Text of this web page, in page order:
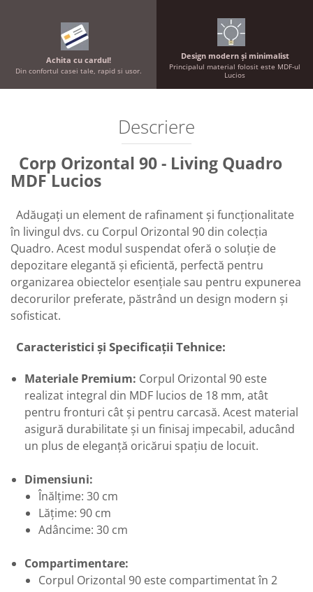
Achita cu cardul!
Din confortul casei tale, rapid si usor.
Design modern și minimalist
Principalul material folosit este MDF-ul
Lucios
Descriere
Corp Orizontal 90 - Living Quadro
MDF Lucios
Adăugați un element de rafinament și funcționalitate
în livingul dvs. cu Corpul Orizontal 90 din colecția
Quadro. Acest modul suspendat oferă o soluție de
depozitare elegantă și eficientă, perfectă pentru
organizarea obiectelor esențiale sau pentru expunerea
decorurilor preferate, păstrând un design modern și
sofisticat.
Caracteristici și Specificații Tehnice:
Materiale Premium: Corpul Orizontal 90 este
realizat integral din MDF lucios de 18 mm, atât
pentru fronturi cât și pentru carcasă. Acest material
asigură durabilitate și un finisaj impecabil, aducând
un plus de eleganță oricărui spațiu de locuit.
Dimensiuni:
Înălțime: 30 cm
Lățime: 90 cm
Adâncime: 30 cm
Compartimentare:
Corpul Orizontal 90 este compartimentat în 2